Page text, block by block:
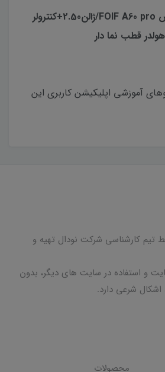
گیرنده مولتی فرکانس FOIF A60 pro/ژالن2.50+کنترولر
آموزشی اپلیکیشن کاربری این
تیم کارشناسی شرکت نودال تهیه و
و استفاده در سایت های دیگر، بدون
شرعی دارد.
محصولات